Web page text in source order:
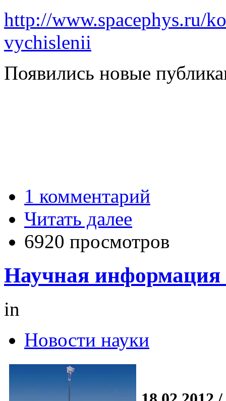
http://www.spacephys.ru/
vychislenii
Появились новые
1 комментарий
Читать далее
6920 просмотров
Научная информация
in
Новости науки